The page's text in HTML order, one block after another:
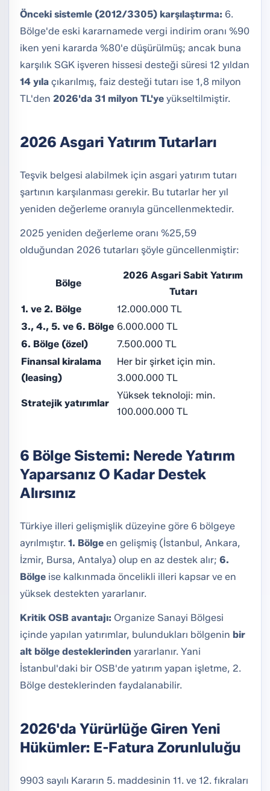
Önceki sistemle (2012/3305) karşılaştırma: 6.
Bölge'de eski kararnamede vergi indirim oranı %90
iken yeni kararda %80'e düşürülmüş; ancak buna
karşılık SGK işveren hissesi desteği süresi 12 yıldan
14 yıla çıkarılmış, faiz desteği tutarı ise 1,8 milyon
TL'den 2026'da 31 milyon TL'ye yükseltilmiştir.
2026 Asgari Yatırım Tutarları
Teşvik belgesi alabilmek için asgari yatırım tutarı
şartının karşılanması gerekir. Bu tutarlar her yıl
yeniden değerleme oranıyla güncellenmektedir.
2025 yeniden değerleme oranı %25,59
olduğundan 2026 tutarları şöyle güncellenmiştir:
Bölge
2026 Asgari Sabit Yatırım
Tutarı
1. ve 2. Bölge
12.000.000 TL
3., 4., 5. ve 6. Bölge 6.000.000 TL
6. Bölge (özel)
7.500.000 TL
Finansal kiralama
(leasing)
Her bir şirket için min.
3.000.000 TL
Stratejik yatırımlar
Yüksek teknoloji: min.
100.000.000 TL
6 Bölge Sistemi: Nerede Yatırım
Yaparsanız O Kadar Destek
Alırsınız
Türkiye illeri gelişmişlik düzeyine göre 6 bölgeye
ayrılmıştır. 1. Bölge en gelişmiş (İstanbul, Ankara,
İzmir, Bursa, Antalya) olup en az destek alır; 6.
Bölge ise kalkınmada öncelikli illeri kapsar ve en
yüksek destekten yararlanır.
Kritik OSB avantajı: Organize Sanayi Bölgesi
içinde yapılan yatırımlar, bulundukları bölgenin bir
alt bölge desteklerinden yararlanır. Yani
İstanbul'daki bir OSB'de yatırım yapan işletme, 2.
Bölge desteklerinden faydalanabilir.
2026'da Yürürlüğe Giren Yeni
Hükümler: E-Fatura Zorunluluğu
9903 sayılı Kararın 5. maddesinin 11. ve 12. fıkraları